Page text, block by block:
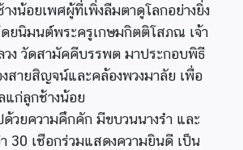
งน้อยเพศผู้ที่เพิ่งลืมตาดูโลกอย่างยิ่ง
ยนิมนต์พระครูเกษมกิตติโสภณ เจ้า
ง วัดสามัคคีบรรพต มาประกอบพิธี
สายสิญจน์และคล้องพวงมาลัย เพื่อ
แก่ลูกช้างน้อย
ด้วยความคึกคัก มีขบวนนางรำ และ
30 เชือกร่วมแสดงความยินดี เป็น